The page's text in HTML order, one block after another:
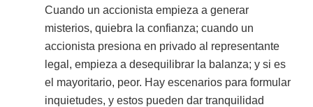
Cuando un accionista empieza a generar
misterios, quiebra la confianza; cuando un
accionista presiona en privado al representante
legal, empieza a desequilibrar la balanza; y si es
el mayoritario, peor. Hay escenarios para formular
inquietudes, y estos pueden dar tranquilidad